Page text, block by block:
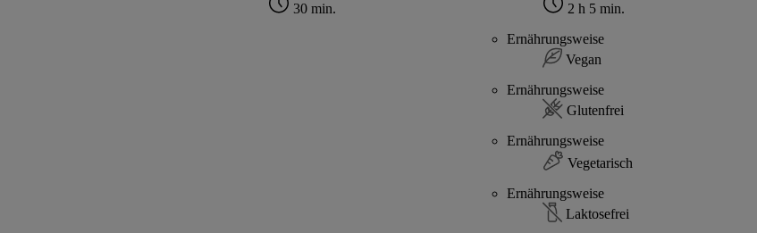
30 min.
2 h 5 min.
Ernährungsweise
Vegan
Ernährungsweise
Glutenfrei
Ernährungsweise
Vegetarisch
Ernährungsweise
Laktosefrei